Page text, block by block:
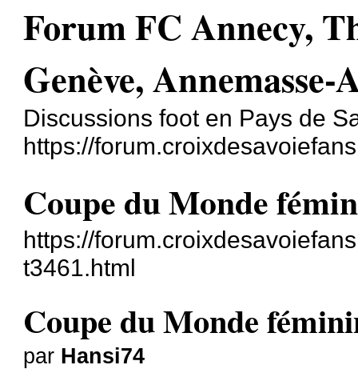
Forum FC Annecy,
Genève,
Discussions foot en Pays de
https://
Coupe du Monde
https://
t3461.html
Coupe du Monde
par Hansi74